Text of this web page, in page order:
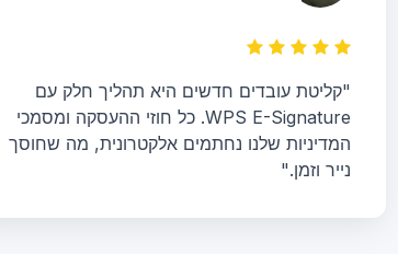
"קליטת עובדים חדשים היא תהליך חלק עם
WPS E-Signature. כל חוזי ההעסקה ומסמכי
המדיניות שלנו נחתמים אלקטרונית, מה שחוסך
נייר וזמן."